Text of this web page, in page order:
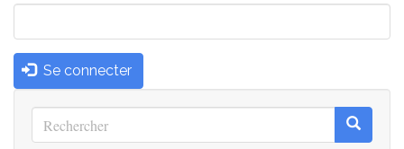
Se connecter
Rechercher